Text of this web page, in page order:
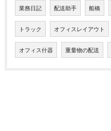
業務日記 配送助手 船橋
トラック オフィスレイアウト
オフィス什器 重量物の配送